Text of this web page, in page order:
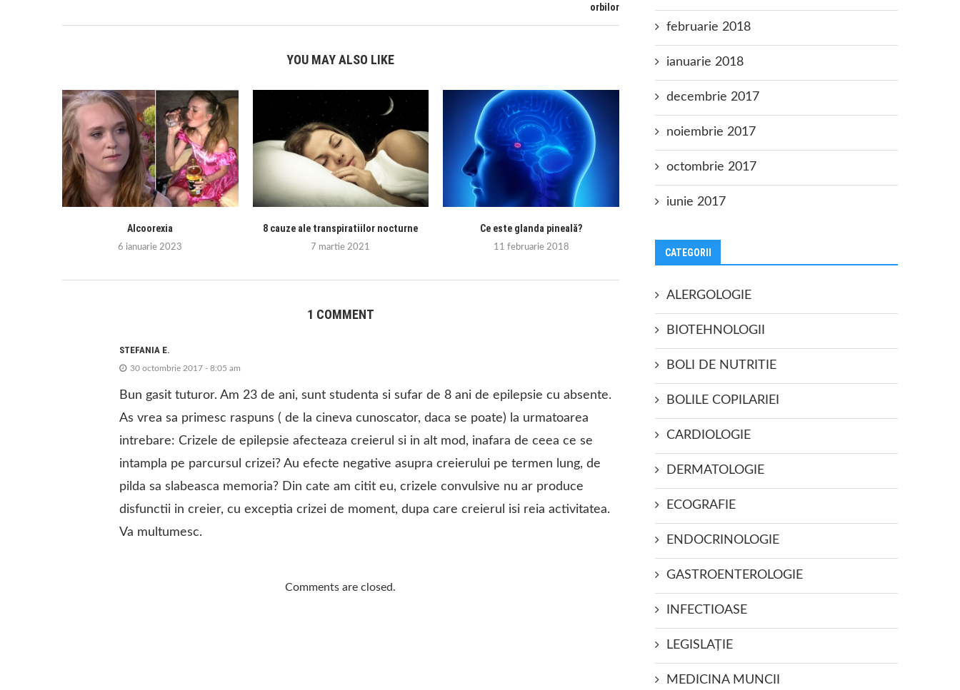
orbilor
YOU MAY ALSO LIKE
Alcoorexia
6 ianuarie 2023
8 cauze ale transpiratiilor nocturne
7 martie 2021
Ce este glanda pineală?
11 februarie 2018
1 COMMENT
STEFANIA E.
30 octombrie 2017 - 8:05 am
Bun gasit tuturor. Am 23 de ani, sunt studenta si sufar de 8 ani de epilepsie cu absente.
As vrea sa primesc raspuns ( de la cineva cunoscator, daca se poate) la urmatoarea
intrebare: Crizele de epilepsie afecteaza creierul si in alt mod, inafara de ceea ce se
intampla pe parcursul crizei? Au efecte negative asupra creierului pe termen lung, de
pilda sa slabeasca memoria? Din cate am citit eu, crizele convulsive nu ar produce
disfunctii in creier, cu exceptia crizei de moment, dupa care creierul isi reia activitatea.
Va multumesc.
Comments are closed.
februarie 2018
ianuarie 2018
decembrie 2017
noiembrie 2017
octombrie 2017
iunie 2017
CATEGORII
ALERGOLOGIE
BIOTEHNOLOGII
BOLI DE NUTRITIE
BOLILE COPILARIEI
CARDIOLOGIE
DERMATOLOGIE
ECOGRAFIE
ENDOCRINOLOGIE
GASTROENTEROLOGIE
INFECTIOASE
LEGISLAŢIE
MEDICINA MUNCII